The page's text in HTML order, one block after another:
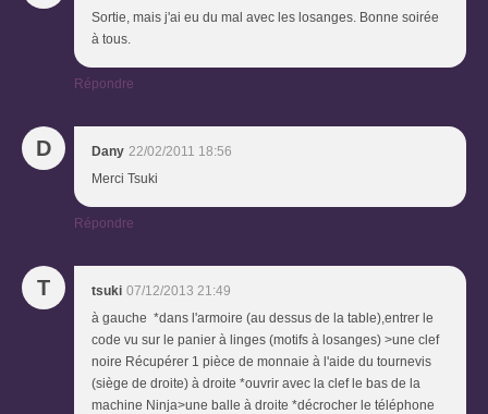
Sortie, mais j'ai eu du mal avec les losanges. Bonne soirée
à tous.
Répondre
D Dany 22/02/2011 18:56
Merci Tsuki
Répondre
T tsuki 07/12/2013 21:49
à gauche *dans l'armoire (au dessus de la table),entrer le
code vu sur le panier à linges (motifs à losanges) >une clef
noire Récupérer 1 pièce de monnaie à l'aide du tournevis
(siège de droite) à droite *ouvrir avec la clef le bas de la
machine Ninja>une balle à droite *décrocher le téléphone